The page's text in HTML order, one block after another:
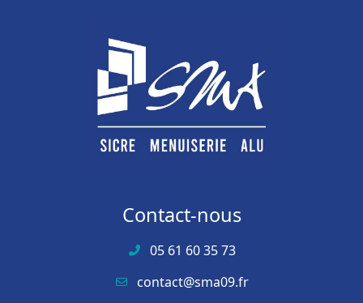
Contact-nous
05 61 60 35 73
contact@sma09.fr